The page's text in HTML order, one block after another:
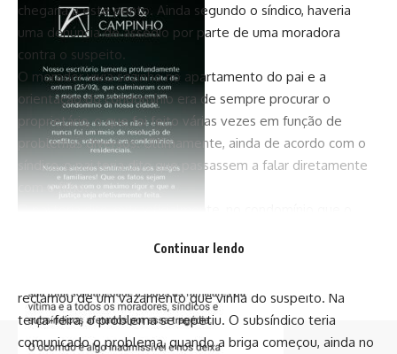
chegaria a este ponto. Ainda segundo o síndico, haveria
uma denúncia de assédio por parte de uma moradora
contra o suspeito.
O morador vivia sozinho no apartamento do pai e a
orientação do condomínio era de sempre procurar o
proprietário, o que foi feito várias vezes em função de
problemas diversos. Ultimamente, ainda de acordo com o
síndico, o pai teria dito que passassem a falar diretamente
com o filho.
reclamou de um vazamento que vinha do suspeito. Na
terça-feira, o problema se repetiu. O subsíndico teria
comunicado o problema, quando a briga começou, ainda no
Continuar lendo